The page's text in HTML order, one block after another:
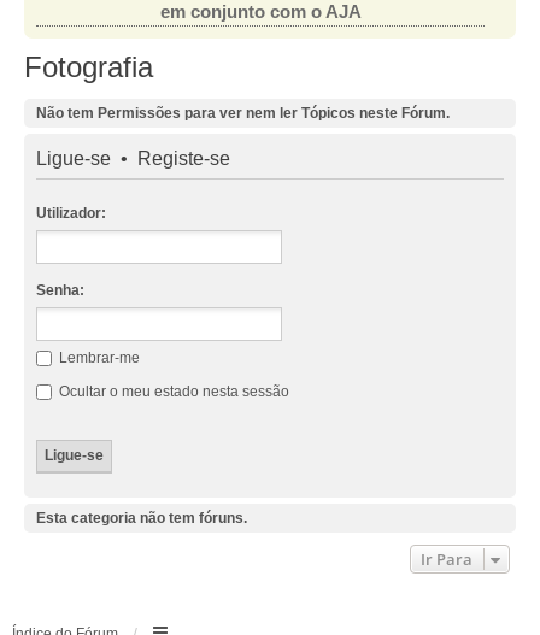
em conjunto com o AJA
Fotografia
Não tem Permissões para ver nem ler Tópicos neste Fórum.
Ligue-se • Registe-se
Utilizador:
Senha:
Lembrar-me
Ocultar o meu estado nesta sessão
Esta categoria não tem fóruns.
Ir Para